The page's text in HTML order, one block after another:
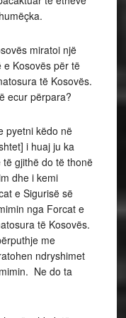
miratoi një
e Kosovës për të
të Kosovës.
ecur përpara?
pyetni këdo në
i huaj ju ka
gjithë do të thonë
dhe i kemi
e Sigurisë së
nga Forcat e
të Kosovës.
me
ndryshimet
Ne do ta